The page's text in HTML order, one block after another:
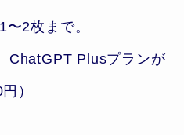
2枚まで。
ChatGPT Plusプランが
）